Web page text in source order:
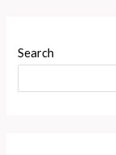
Search